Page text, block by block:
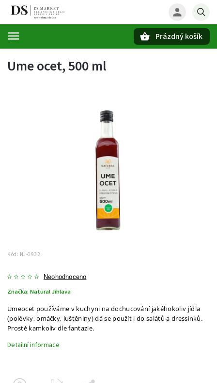
Prázdný košík
Ume ocet, 500 ml
Kód: NJ-0932
Neohodnoceno
Značka: Natural Jihlava
Umeocet používáme v kuchyni na dochucování jakéhokoliv jídla
(polévky, omáčky, luštěniny) dá se použít i do salátů a dressinků.
Prostě kamkoliv dle fantazie.
Detailní informace